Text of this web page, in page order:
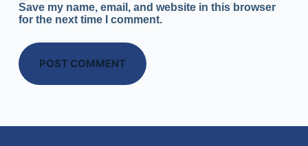
Save my name, email, and website in this browser
for the next time I comment.
POST COMMENT